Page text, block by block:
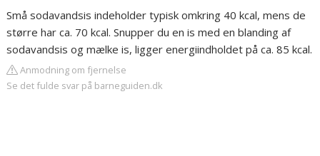
Små sodavandsis indeholder typisk omkring 40 kcal, mens de
større har ca. 70 kcal. Snupper du en is med en blanding af
sodavandsis og mælke is, ligger energiindholdet på ca. 85 kcal.
Anmodning om fjernelse
Se det fulde svar på barneguiden.dk